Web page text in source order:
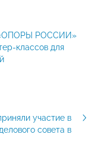
«ОПОРЫ РОССИИ»
классов для
участие в
совета в